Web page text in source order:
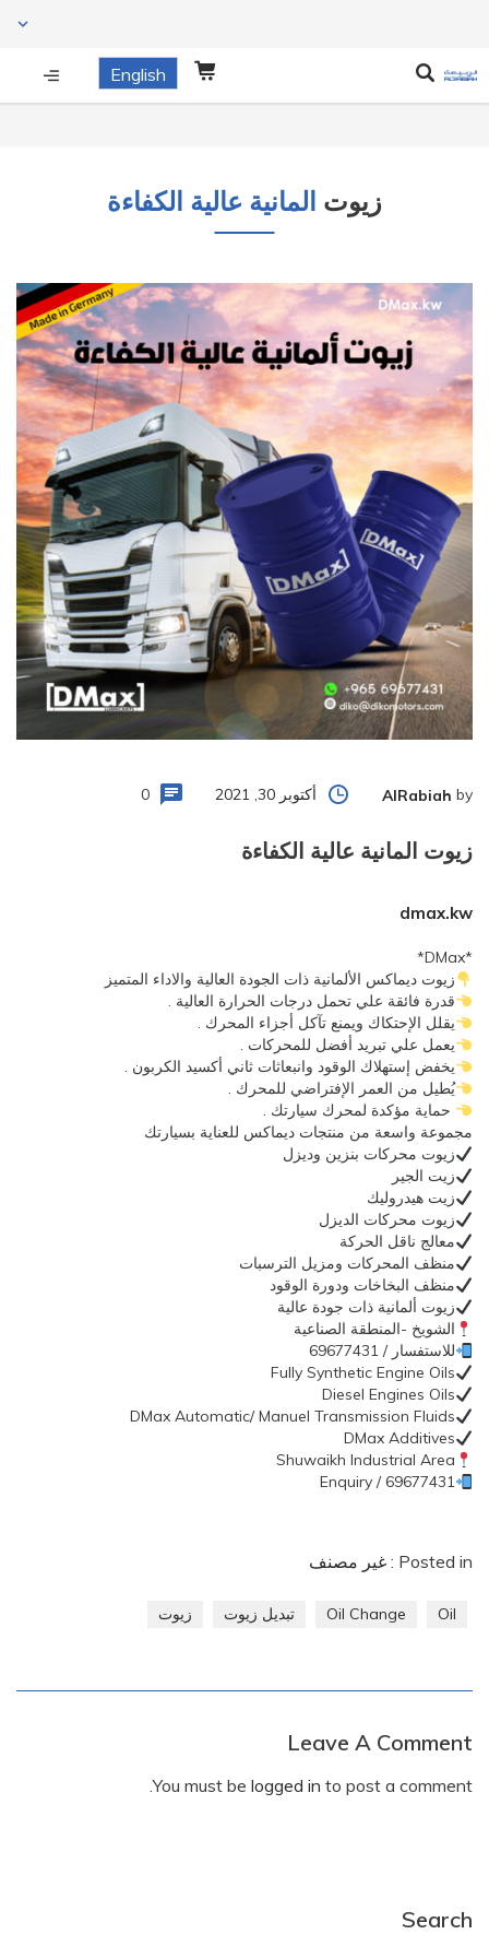
English
زيوت المانية عالية الكفاءة
by
AlRabiah أكتوبر 30, 2021 0
زيوت المانية عالية الكفاءة
dmax.kw
*DMax*
زيوت ديماكس الألمانية ذات الجودة العالية والاداء المتميز
قدرة فائقة علي تحمل درجات الحرارة العالية .
يقلل الإحتكاك ويمنع تآكل أجزاء المحرك .
يعمل علي تبريد أفضل للمحركات .
يخفض إستهلاك الوقود وانبعاثات ثاني أكسيد الكربون .
يُطيل من العمر الإفتراضي للمحرك .
حماية مؤكدة لمحرك سيارتك .
مجموعة واسعة من منتجات ديماكس للعناية بسيارتك
زيوت محركات بنزين وديزل
زيت الجير
زيت هيدروليك
زيوت محركات الديزل
معالج ناقل الحركة
منظف المحركات ومزيل الترسبات
منظف البخاخات ودورة الوقود
زيوت ألمانية ذات جودة عالية
الشويخ -المنطقة الصناعية
للاستفسار / 69677431
Fully Synthetic Engine Oils
Diesel Engines Oils
DMax Automatic/ Manuel Transmission Fluids
DMax Additives
Shuwaikh Industrial Area
Enquiry / 69677431
Posted in : غير مصنف
Oil
Oil Change تبديل زيوت زيوت
Leave A Comment
You must be logged in to post a comment.
Search